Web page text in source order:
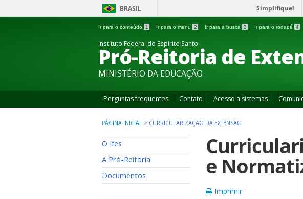
BRASIL Simplifique!
Ir para o conteúdo 1 Ir para o menu 2 Ir para a busca 3 Ir para o rodapé 4
Instituto Federal do Espírito Santo
Pró-Reitoria de
MINISTÉRIO DA EDUCAÇÃO
Perguntas frequentes Contato Acesso a sistemas
PÁGINA INICIAL > CURRICULARIZAÇÃO DA EXTENSÃO
O Ifes
A Pró-Reitoria
Documentos
e
Imprimir